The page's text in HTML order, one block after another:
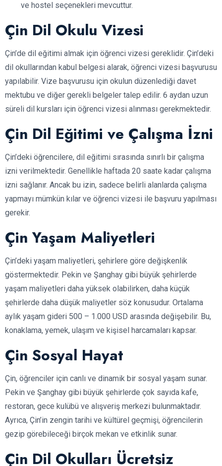
ve hostel seçenekleri mevcuttur.
Çin Dil Okulu Vizesi
Çin’de dil eğitimi almak için öğrenci vizesi gereklidir. Çin’deki
dil okullarından kabul belgesi alarak, öğrenci vizesi başvurusu
yapılabilir. Vize başvurusu için okulun düzenlediği davet
mektubu ve diğer gerekli belgeler talep edilir. 6 aydan uzun
süreli dil kursları için öğrenci vizesi alınması gerekmektedir.
Çin Dil Eğitimi ve Çalışma İzni
Çin’deki öğrencilere, dil eğitimi sırasında sınırlı bir çalışma
izni verilmektedir. Genellikle haftada 20 saate kadar çalışma
izni sağlanır. Ancak bu izin, sadece belirli alanlarda çalışma
yapmayı mümkün kılar ve öğrenci vizesi ile başvuru yapılması
gerekir.
Çin Yaşam Maliyetleri
Çin’deki yaşam maliyetleri, şehirlere göre değişkenlik
göstermektedir. Pekin ve Şanghay gibi büyük şehirlerde
yaşam maliyetleri daha yüksek olabilirken, daha küçük
şehirlerde daha düşük maliyetler söz konusudur. Ortalama
aylık yaşam gideri 500 – 1.000 USD arasında değişebilir. Bu,
konaklama, yemek, ulaşım ve kişisel harcamaları kapsar.
Çin Sosyal Hayat
Çin, öğrenciler için canlı ve dinamik bir sosyal yaşam sunar.
Pekin ve Şanghay gibi büyük şehirlerde çok sayıda kafe,
restoran, gece kulübü ve alışveriş merkezi bulunmaktadır.
Ayrıca, Çin’in zengin tarihi ve kültürel geçmişi, öğrencilerin
gezip görebileceği birçok mekan ve etkinlik sunar.
Çin Dil Okulları Ücretsiz